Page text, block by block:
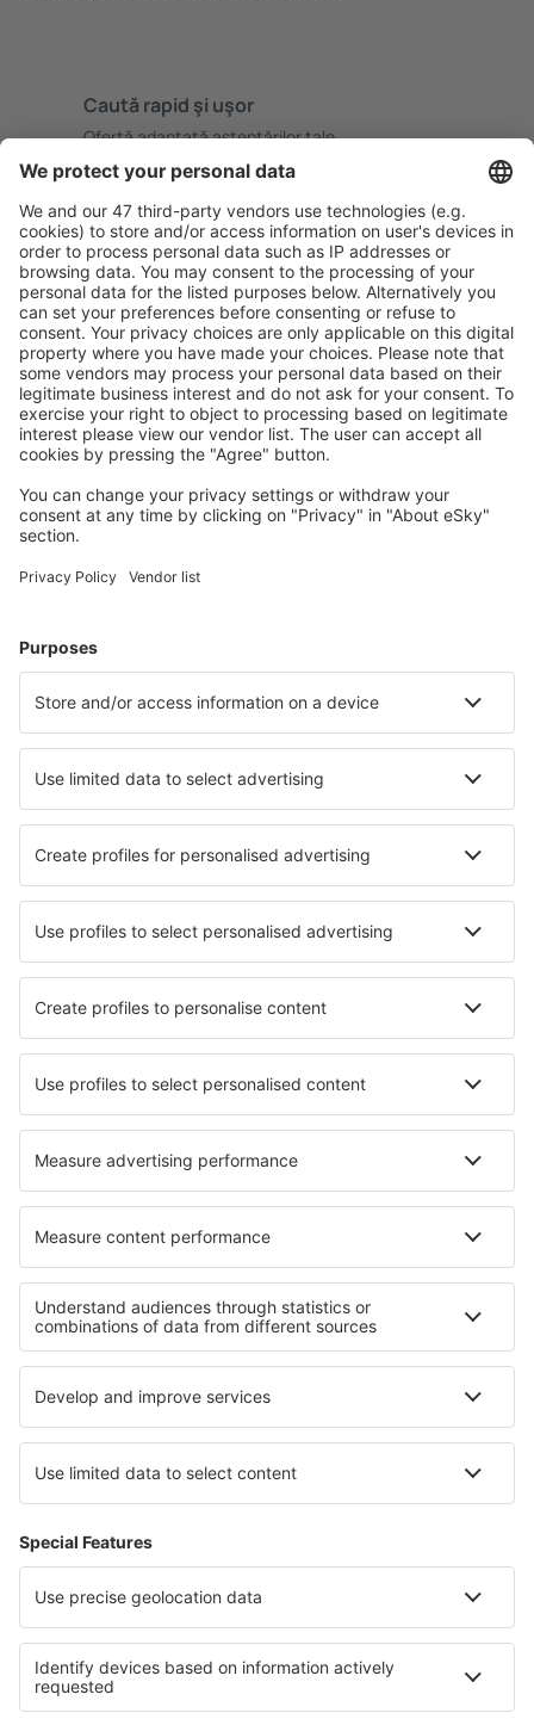
Caută rapid şi uşor
Ofertă adaptată aşteptărilor tale.
Planifică ȋn siguranţă
Rezervare fără griji cu opțiune gratuită de anulare.
Economiseşte mai mult
Prețuri atractive și oferte speciale pentru utilizatorii
conectați.
Cazarea preferată
Alege din peste 1,3 mil. de opţiuni: hoteluri, cabane,
Cele mai căutate hoteluri de către utilizatorii eSky
Hoteluri în Sunny Beach
Hoteluri în Sozopol Hoteluri în Bourgas
Hoteluri în Varna Hoteluri în Trigrad
Hoteluri în Starozagorski Bani Hoteluri în Asenovgrad
Cele mai bune hoteluri - orașe
Hoteluri în Qawra Hoteluri în Torrenueva De Motril
Hoteluri în Collepietro Hoteluri în Vordernberg
Hoteluri în Casau Hoteluri în Abingdon
Cele mai bune hoteluri - regiuni
Hoteluri in Central Balkan Hoteluri in Sliven
Hoteluri În Kazanlak județul Hoteluri in Sofia
Hoteluri în Sunny Beach
Hoteluri in Harz Hoteluri in Attica Hoteluri in Holguín